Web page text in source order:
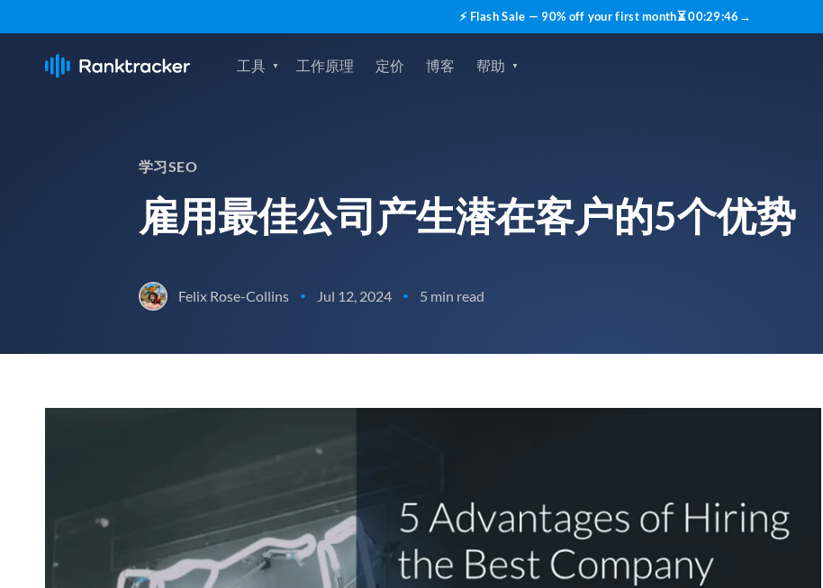
⚡ Flash Sale — 90% off your first month⏳00:29:45 →
工具 工作原理 定价 博客 帮助
学习SEO
雇用最佳公司产生潜在客户的5个优势
Felix Rose-Collins • Jul 12, 2024 • 5 min read